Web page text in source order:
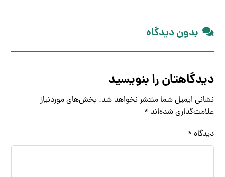
بدون دیدگاه
دیدگاهتان را بنویسید
نشانی ایمیل شما منتشر نخواهد شد. بخش‌های موردنیاز
علامت‌گذاری شده‌اند *
دیدگاه *